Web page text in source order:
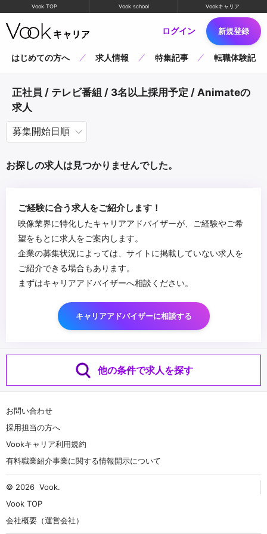
Vook TOP Vook school Vookキャリア
ログイン 新規登録
はじめての方へ 求人情報 特集記事 転職体験記
正社員 / テレビ番組 / 3名以上採用予定 / Animateの
求人
お探しの求人は見つかりませんでした。
ご経験に合う求人をご紹介します！
映像業界に特化したキャリアアドバイザーが、ご経験やご希
望をもとに求人をご案内します。
企業の募集状況によっては、サイトに掲載していない求人を
ご紹介できる場合もあります。
まずはキャリアアドバイザーへ相談ください。
キャリアアドバイザーに相談する
他の条件で求人を探す
お問い合わせ
採用担当の方へ
Vookキャリア利用規約
有料職業紹介事業に関する情報開示について
© 2026 Vook.
Vook TOP
会社概要（運営会社）